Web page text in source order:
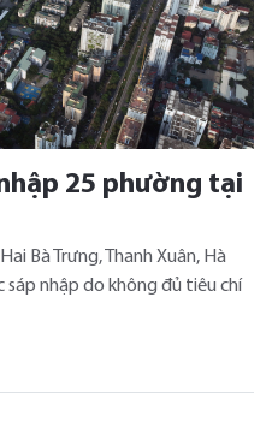
25 phường tại
Bà Trưng, Thanh Xuân, Hà
nhập do không đủ tiêu chí